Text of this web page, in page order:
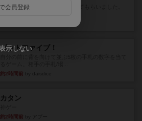
友人の所持してるゲームをさせてもらいました。
ゴットファイブ！
約2時間前
カタン
約2時間前
会員登録
示しない